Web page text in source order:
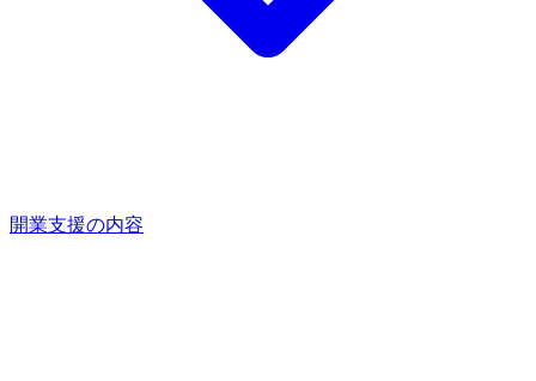
開業支援の内容